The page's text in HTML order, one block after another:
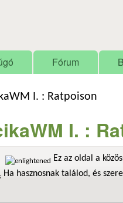
Fórum
I. : Ratpoison
I. :
Ez az oldal a
Ha hasznosnak találod, és